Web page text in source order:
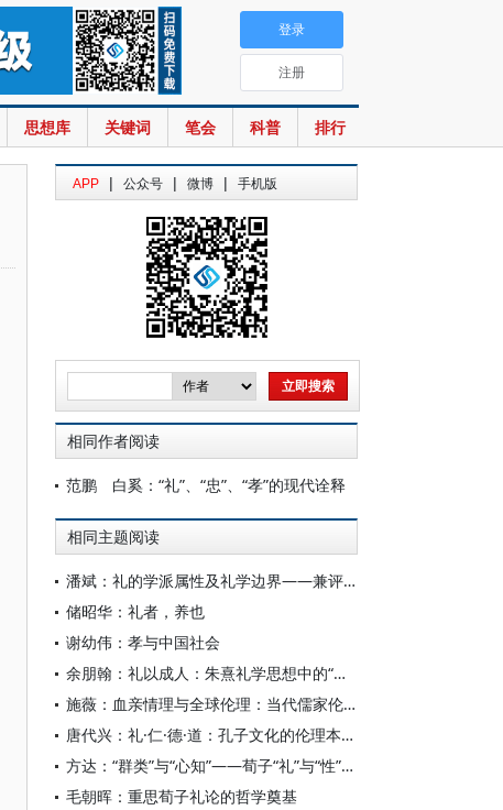
思想库 关键词 笔会 科普 排行
登录
注册
APP | 公众号 | 微博 | 手机版
相同作者阅读
范鹏 白奚：“礼”、“忠”、“孝”的现代诠释
相同主题阅读
潘斌：礼的学派属性及礼学边界——兼评当前中国民俗学、历史人类学所言之“礼”
储昭华：礼者，养也
谢幼伟：孝与中国社会
余朋翰：礼以成人：朱熹礼学思想中的“敬”与“义”
施薇：血亲情理与全球伦理：当代儒家伦理论争
唐代兴：礼·仁·德·道：孔子文化的伦理本体图景
方达：“群类”与“心知”——荀子“礼”与“性”的秩序内涵及逻辑关系
毛朝晖：重思荀子礼论的哲学奠基